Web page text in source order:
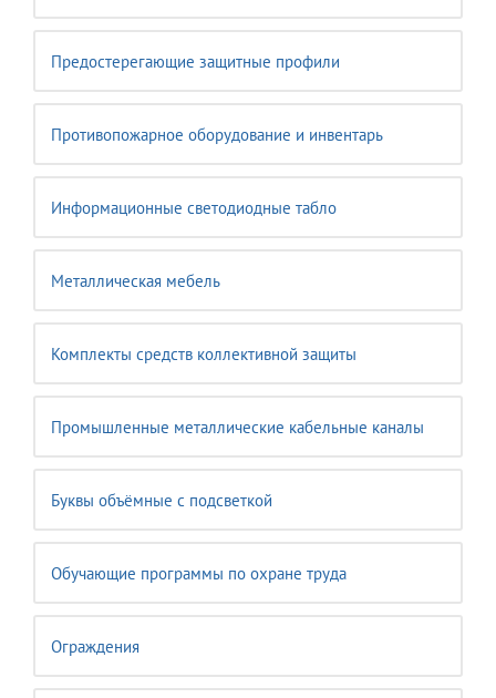
Предостерегающие защитные профили
Противопожарное оборудование и инвентарь
Информационные светодиодные табло
Металлическая мебель
Комплекты средств коллективной защиты
Промышленные металлические кабельные каналы
Буквы объёмные с подсветкой
Обучающие программы по охране труда
Ограждения